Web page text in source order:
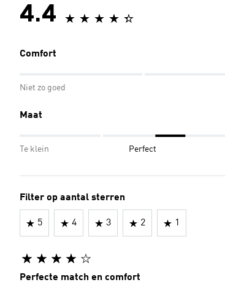
4.4
Comfort
Niet zo goed
Maat
Te klein Perfect
Filter op aantal sterren
5 4 3 2 1
Perfecte match en comfort